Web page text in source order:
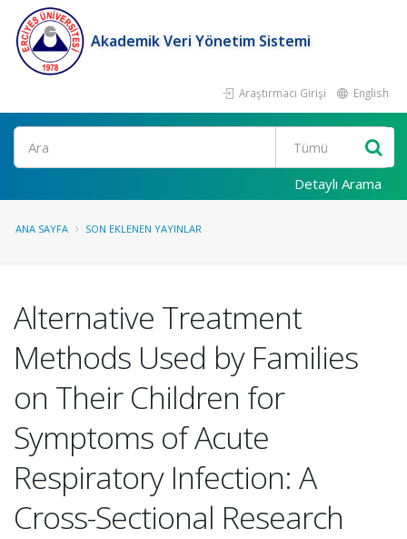
Akademik Veri Yönetim Sistemi
Araştırmacı Girişi English
Ara
Detaylı Arama
ANA SAYFA SON EKLENEN YAYINLAR
Alternative Treatment
Methods Used by Families
on Their Children for
Symptoms of Acute
Respiratory Infection: A
Cross-Sectional Research